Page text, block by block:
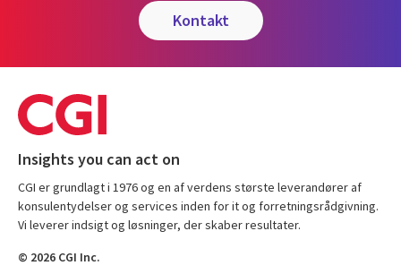
kontakt
Insights you can act on
CGI er grundlagt i 1976 og en af verdens største leverandører af
konsulentydelser og services inden for it og forretningsrådgivning.
Vi leverer indsigt og løsninger, der skaber resultater.
© 2026 CGI Inc.